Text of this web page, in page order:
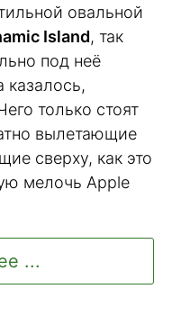
овальной
Island, так
под неё
казалось,
только стоят
вылетающие
сверху, как это
мелочь Apple
...